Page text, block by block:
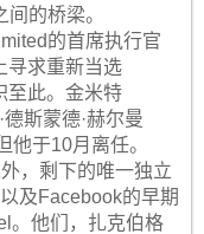
的桥梁。
的首席执行官
寻求重新当选
至此。金米特
斯蒙德·赫尔曼
于10月离任。
，剩下的唯一独立
及Facebook的早期
。他们，扎克伯格